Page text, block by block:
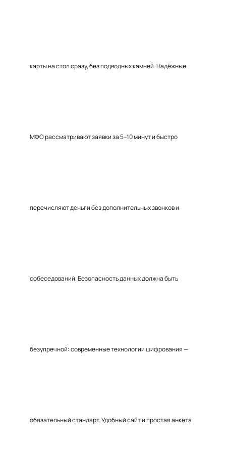
карты на стол сразу, без подводных камней. Надёжные
МФО рассматривают заявки за 5–10 минут и быстро
перечисляют деньги без дополнительных звонков и
собеседований. Безопасность данных должна быть
безупречной: современные технологии шифрования —
обязательный стандарт. Удобный сайт и простая анкета